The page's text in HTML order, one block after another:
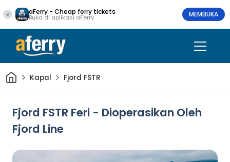
aFerry - Cheap ferry tickets
Buka di aplikasi aFerry MEMBUKA
Rumah
Kapal Fjord FSTR
Fjord FSTR Feri - Dioperasikan Oleh
Fjord Line